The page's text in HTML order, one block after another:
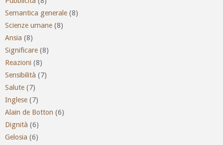
Semantica generale (8)
Scienze umane (8)
Ansia (8)
Significare (8)
Reazioni (8)
Sensibilità (7)
Salute (7)
Inglese (7)
Alain de Botton (6)
Dignità (6)
Gelosia (6)